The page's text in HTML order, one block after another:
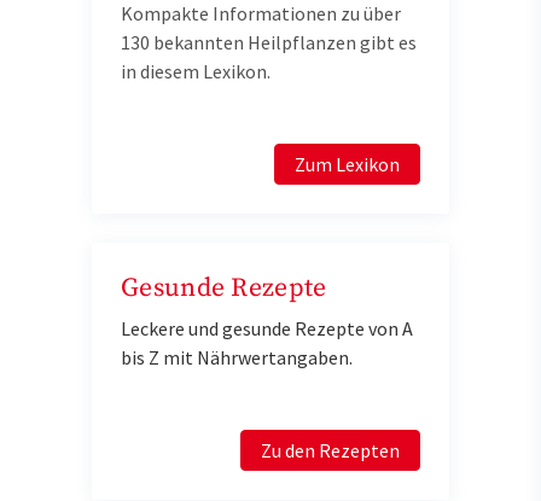
Kompakte Informationen zu über
130 bekannten Heilpflanzen gibt es
in diesem Lexikon.
Zum Lexikon
Gesunde Rezepte
Leckere und gesunde Rezepte von A
bis Z mit Nährwertangaben.
Zu den Rezepten